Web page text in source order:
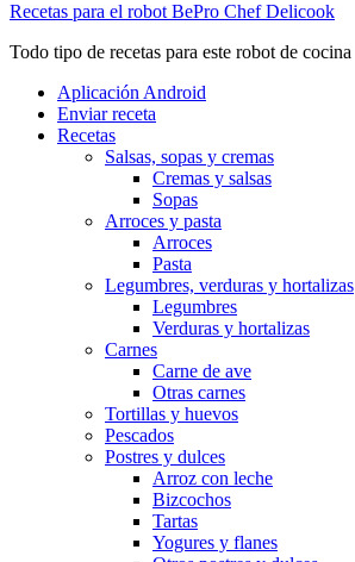
contenido
Recetas para el robot BePro Chef Delicook
Todo tipo de recetas para este robot de cocina
Aplicación Android
Enviar receta
Recetas
Salsas, sopas y cremas
Cremas y salsas
Sopas
Arroces y pasta
Arroces
Pasta
Legumbres, verduras y hortalizas
Legumbres
Verduras y hortalizas
Carnes
Carne de ave
Otras carnes
Tortillas y huevos
Pescados
Postres y dulces
Arroz con leche
Bizcochos
Tartas
Yogures y flanes